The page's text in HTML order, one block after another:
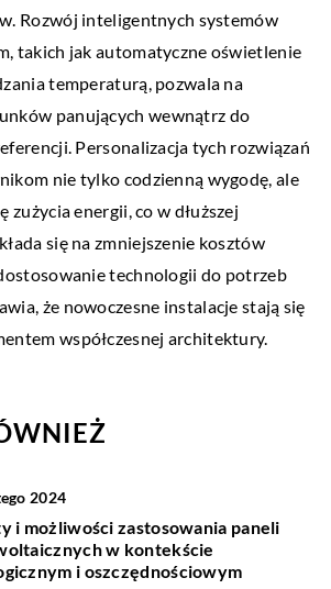
Rozwój inteligentnych systemów
takich jak automatyczne oświetlenie
temperaturą, pozwala na
panujących wewnątrz do
Personalizacja tych rozwiązań
nie tylko codzienną wygodę, ale
zużycia energii, co w dłuższej
się na zmniejszenie kosztów
technologii do potrzeb
że nowoczesne instalacje stają się
współczesnej architektury.
2024
i możliwości zastosowania paneli
w kontekście
i oszczędnościowym